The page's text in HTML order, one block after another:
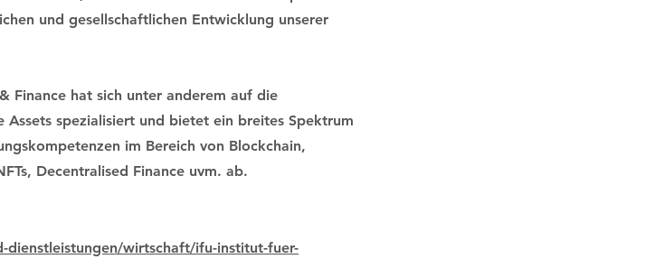
und gesellschaftlichen Entwicklung unserer
Finance hat sich unter anderem auf die
spezialisiert und bietet ein breites Spektrum
im Bereich von Blockchain,
Decentralised Finance uvm. ab.
wirtschaft/ifu-institut-fuer-